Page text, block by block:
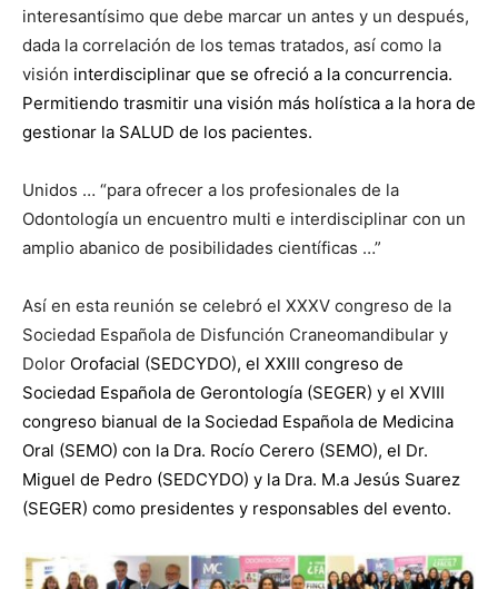
interesantísimo que debe marcar un antes y un después,
dada la correlación de los temas tratados, así como la
visión interdisciplinar que se ofreció a la concurrencia.
Permitiendo trasmitir una visión más holística a la hora de
gestionar la SALUD de los pacientes.
Unidos … “para ofrecer a los profesionales de la
Odontología un encuentro multi e interdisciplinar con un
amplio abanico de posibilidades científicas …”
Así en esta reunión se celebró el XXXV congreso de la
Sociedad Española de Disfunción Craneomandibular y
Dolor Orofacial (SEDCYDO), el XXIII congreso de
Sociedad Española de Gerontología (SEGER) y el XVIII
congreso bianual de la Sociedad Española de Medicina
Oral (SEMO) con la Dra. Rocío Cerero (SEMO), el Dr.
Miguel de Pedro (SEDCYDO) y la Dra. M.a Jesús Suarez
(SEGER) como presidentes y responsables del evento.